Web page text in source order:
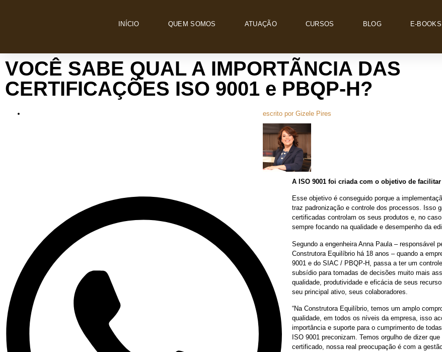
INÍCIO QUEM SOMOS ATUAÇÃO CURSOS BLOG E-BOOKS
VOCÊ SABE QUAL A IMPORTÃNCIA DAS
CERTIFICAÇÕES ISO 9001 e PBQP-H?
escrito por Gizele Pires
A ISO 9001 foi criada com o objetivo de
Esse objetivo é conseguido porque a
traz padronização e controle dos processos. Isso
certificadas controlam os seus produtos e, no
sempre focando na qualidade e desempenho da
Segundo a engenheira Anna Paula – responsável
Construtora Equilíbrio há 18 anos – quando a
9001 e do SIAC / PBQP-H, passa a ter um
subsídio para tomadas de decisões muito mais
qualidade, produtividade e eficácia de seus
seu principal ativo, seus colaboradores.
“Na Construtora Equilíbrio, temos um amplo
qualidade, em todos os níveis da empresa, isso
importância e suporte para o cumprimento de
ISO 9001 preconizam. Temos orgulho de dizer
certificado, nossa real preocupação é com a